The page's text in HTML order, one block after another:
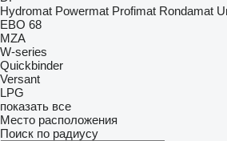
Hydromat Powermat Profimat Rondamat
EBO 68
MZA
W-series
Quickbinder
Versant
LPG
показать все
Место расположения
Поиск по радиусу